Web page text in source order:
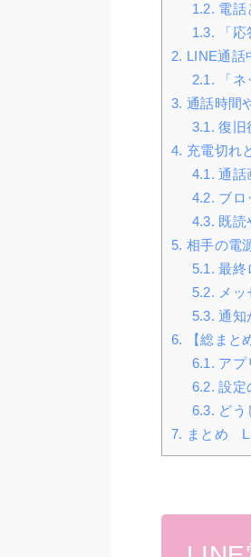
1.2. 電話
1.3. 「
2. LINE通話
2.1. 「
3. 通話時間
3.1. 復旧
4. 充電切れ
4.1. 通話
4.2. ブロ
4.3. 既読
5. 相手の電
5.1. 最終
5.2. メ
5.3. 通知
6. 【総まと
6.1. アプ
6.2. 設定
6.3. どう
7. まとめ